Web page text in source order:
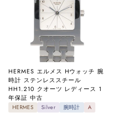
HERMES エルメス Hウォッチ 腕
時計 ステンレススチール
HH1.210 クオーツ レディース 1
年保証 中古
HERMES Silver 腕時計 A